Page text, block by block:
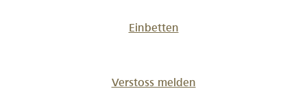
Einbetten
Verstoss melden